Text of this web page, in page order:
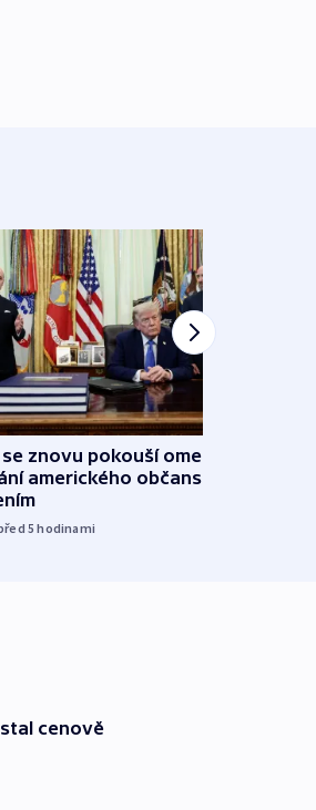
znovu pokouší omezit
amerického občanství
5hodinami
cenově